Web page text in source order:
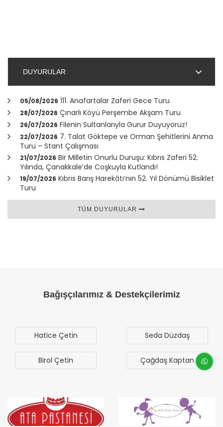
DUYURULAR
05/08/2026 111. Anafartalar Zaferi Gece Turu
28/07/2026 Çınarlı Köyü Perşembe Akşam Turu
26/07/2026 Filenin Sultanlarıyla Gurur Duyuyoruz!
22/07/2026 7. Talat Göktepe ve Orman Şehitlerini Anma
Turu – Stant Çalışması
21/07/2026 Bir Milletin Onurlu Duruşu: Kıbrıs Zaferi 52.
Yılında, Çanakkale’de Coşkuyla Kutlandı!
19/07/2026 Kıbrıs Barış Harekâtı’nın 52. Yıl Dönümü Bisiklet
Turu
TÜM DUYURULAR
Bağışçılarımız & Destekçilerimiz
Seda Düzdaş
Çağdaş Kaptan
Mehmet Mert
Sezgen
Bilal Türk